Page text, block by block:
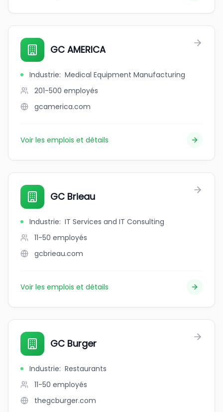
GC AMERICA
Industrie: Medical Equipment Manufacturing
201-500 employés
gcamerica.com
Voir les emplois et détails
GC Brieau
Industrie: IT Services and IT Consulting
11-50 employés
gcbrieau.com
Voir les emplois et détails
GC Burger
Industrie: Restaurants
11-50 employés
thegcburger.com